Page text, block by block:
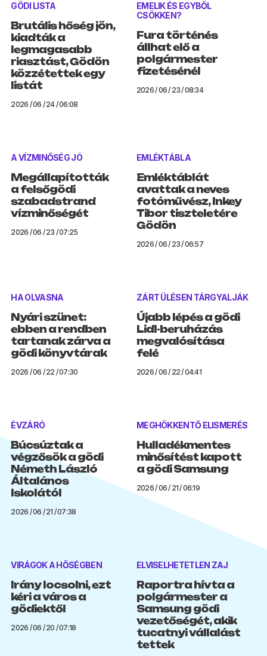
GÖDI LISTA
Brutális hőség jön,
kiadták a
legmagasabb
riasztást, Gödön
közzétettek egy
listát
2026 / 06 / 24 / 06:08
EMELIK ÉS EGYBŐL
CSÖKKEN?
Fura történés
állhat elő a
polgármester
fizetésénél
2026 / 06 / 23 / 08:34
A VÍZMINŐSÉG JÓ
Megállapították
a felsőgödi
szabadstrand
vízminőségét
2026 / 06 / 23 / 07:25
EMLÉKTÁBLA
Emléktáblát
avattak a neves
fotóművész, Inkey
Tibor tiszteletére
Gödön
2026 / 06 / 23 / 06:57
HA OLVASNA
Nyári szünet:
ebben a rendben
tartanak zárva a
gödi könyvtárak
2026 / 06 / 22 / 07:30
ZÁRT ÜLÉSEN TÁRGYALJÁK
Újabb lépés a gödi
Lidl-beruházás
megvalósítása
felé
2026 / 06 / 22 / 04:41
ÉVZÁRÓ
Búcsúztak a
végzősök a gödi
Németh László
Általános
Iskolától
2026 / 06 / 21 / 07:38
MEGHÖKKENTŐ ELISMERÉS
Hulladékmentes
minősítést kapott
a gödi Samsung
2026 / 06 / 21 / 06:19
VIRÁGOK A HŐSÉGBEN
Irány locsolni, ezt
kéri a város a
gödiektől
2026 / 06 / 20 / 07:18
ELVISELHETETLEN ZAJ
Raportra hívta a
polgármester a
Samsung gödi
vezetőségét, akik
tucatnyi vállalást
tettek